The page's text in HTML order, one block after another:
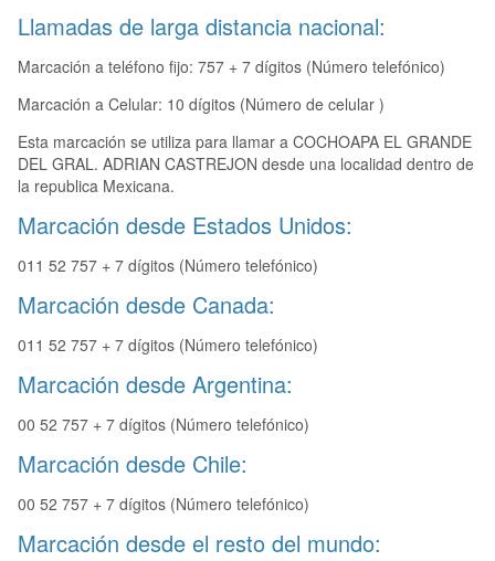
Llamadas de larga distancia nacional:
Marcación a teléfono fijo: 757 + 7 dígitos (Número telefónico)
Marcación a Celular: 10 dígitos (Número de celular )
Esta marcación se utiliza para llamar a COCHOAPA EL GRANDE
DEL GRAL. ADRIAN CASTREJON desde una localidad dentro de
la republica Mexicana.
Marcación desde Estados Unidos:
011 52 757 + 7 dígitos (Número telefónico)
Marcación desde Canada:
011 52 757 + 7 dígitos (Número telefónico)
Marcación desde Argentina:
00 52 757 + 7 dígitos (Número telefónico)
Marcación desde Chile:
00 52 757 + 7 dígitos (Número telefónico)
Marcación desde el resto del mundo: